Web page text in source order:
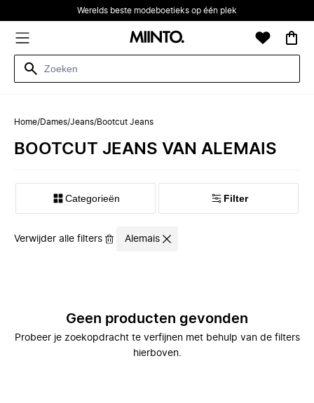
Werelds beste modeboetieks op één plek
Home/Dames/Jeans/Bootcut Jeans
BOOTCUT JEANS VAN ALEMAIS
Categorieën Filter
Verwijder alle filters Alemais
Geen producten gevonden
Probeer je zoekopdracht te verfijnen met behulp van de filters
hierboven.